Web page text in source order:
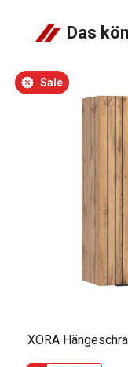
Das
Sale
XORA